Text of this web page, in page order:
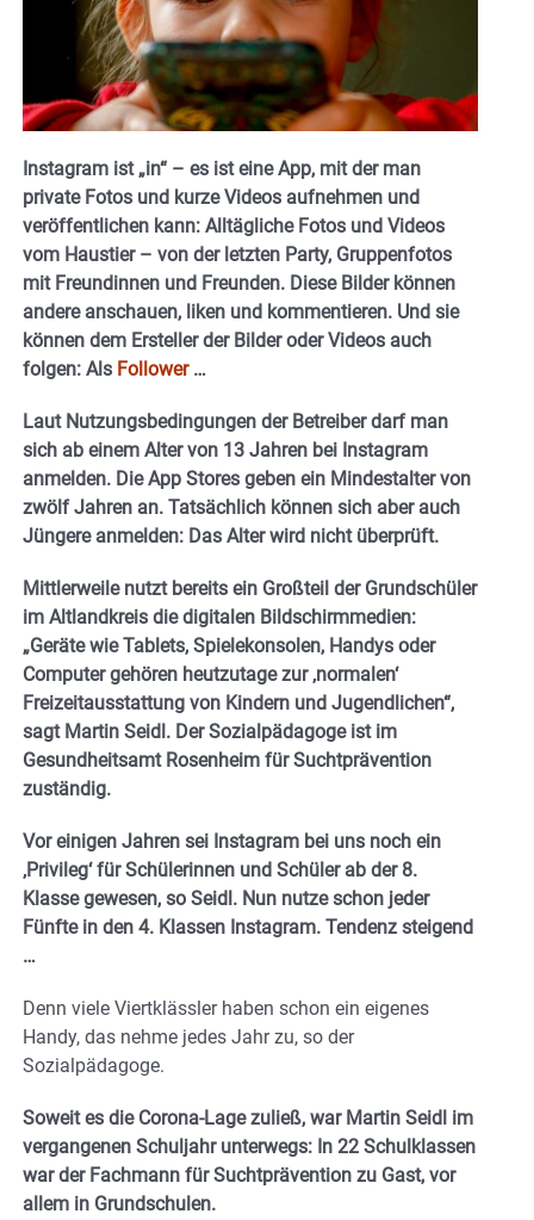
Instagram ist „in“ – es ist eine App, mit der man
private Fotos und kurze Videos aufnehmen und
veröffentlichen kann: Alltägliche Fotos und Videos
vom Haustier – von der letzten Party, Gruppenfotos
mit Freundinnen und Freunden. Diese Bilder können
andere anschauen, liken und kommentieren. Und sie
können dem Ersteller der Bilder oder Videos auch
folgen: Als Follower…
Laut Nutzungsbedingungen der Betreiber darf man
sich ab einem Alter von 13 Jahren bei Instagram
anmelden. Die App Stores geben ein Mindestalter von
zwölf Jahren an. Tatsächlich können sich aber auch
Jüngere anmelden: Das Alter wird nicht überprüft.
Mittlerweile nutzt bereits ein Großteil der Grundschüler
im Altlandkreis die digitalen Bildschirmmedien:
„Geräte wie Tablets, Spielekonsolen, Handys oder
Computer gehören heutzutage zur ‚normalen‘
Freizeitausstattung von Kindern und Jugendlichen“,
sagt Martin Seidl. Der Sozialpädagoge ist im
Gesundheitsamt Rosenheim für Suchtprävention
zuständig.
Vor einigen Jahren sei Instagram bei uns noch ein
‚Privileg‘ für Schülerinnen und Schüler ab der 8.
Klasse gewesen, so Seidl. Nun nutze schon jeder
Fünfte in den 4. Klassen Instagram. Tendenz steigend
…
Denn viele Viertklässler haben schon ein eigenes
Handy, das nehme jedes Jahr zu, so der
Sozialpädagoge.
Soweit es die Corona-Lage zuließ, war Martin Seidl im
vergangenen Schuljahr unterwegs: In 22 Schulklassen
war der Fachmann für Suchtprävention zu Gast, vor
allem in Grundschulen.